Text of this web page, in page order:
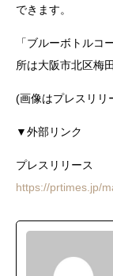
できます。
「ブルーボトルコ
所は大阪市北区梅
(画像はプレスリリ
▼外部リンク
プレスリリース
https://prtimes.jp/